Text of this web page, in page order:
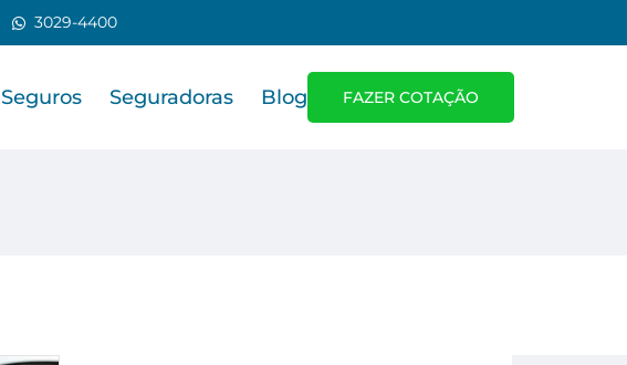
3029-4400
Seguros Seguradoras Blog FAZER COTAÇÃO